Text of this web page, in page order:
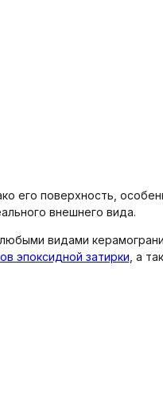
поверхность,
внешнего вида.
видами
эпоксидной затирки , а